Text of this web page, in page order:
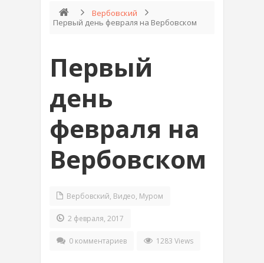
Вербовский
Первый день февраля на Вербовском
Первый
день
февраля на
Вербовском
Вербовский, Видео, Муром
2 февраля, 2017
0 комментариев 1283 Views